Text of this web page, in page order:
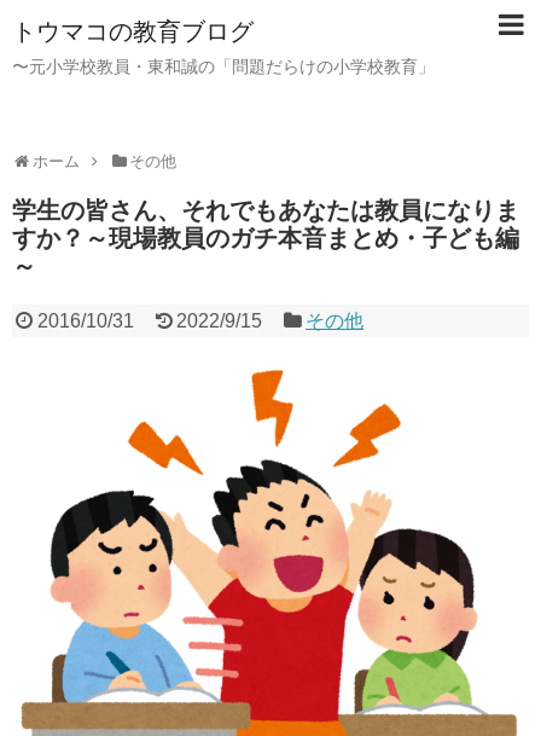
トウマコの教育ブログ
〜元小学校教員・東和誠の「問題だらけの小学校教育」
ホーム その他
学生の皆さん、それでもあなたは教員になりま
すか？～現場教員のガチ本音まとめ・子ども編
～
2016/10/31 2022/9/15 その他